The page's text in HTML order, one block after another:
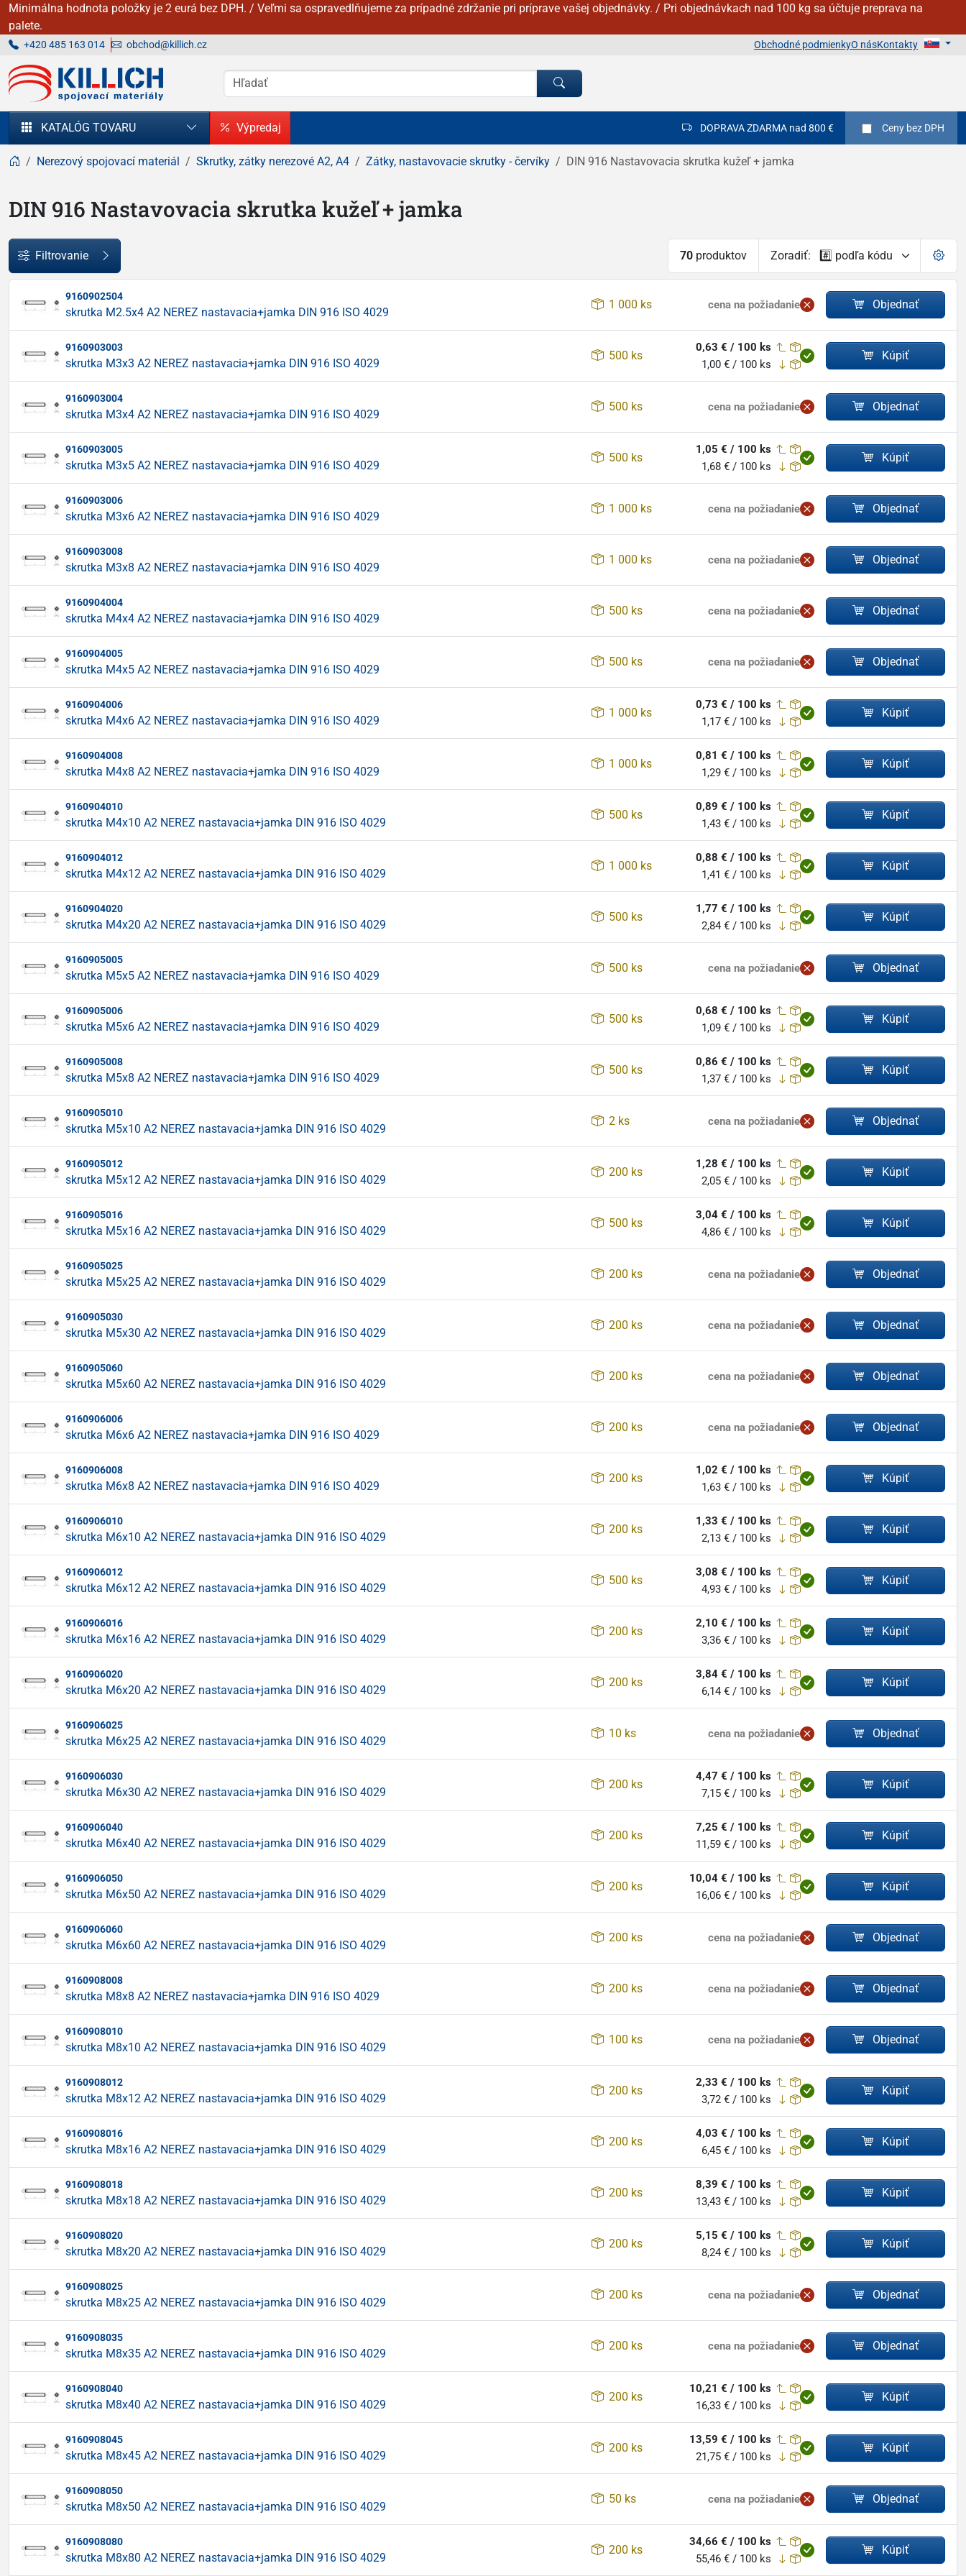
Minimálna hodnota položky je 2 eurá bez DPH. / Veľmi sa ospravedlňujeme za prípadné zdržanie pri príprave vašej objednávky. / Pri objednávkach nad 100 kg sa účtuje preprava na
palete.
+420 485 163 014 obchod@killich.cz Obchodné podmienkyO násKontakty
KILLICH - Spojovacie materiály
KATALÓG TOVARU Výpredaj DOPRAVA ZDARMA nad 800 € Ceny bez DPH
Nerezový spojovací materiál Skrutky, zátky nerezové A2, A4 Zátky, nastavovacie skrutky - červíky DIN 916 Nastavovacia skrutka kužeľ + jamka
DIN 916 Nastavovacia skrutka kužeľ + jamka
Filtrovanie 70 produktov Zoradiť:
9160902504
skrutka M2.5x4 A2 NEREZ nastavacia+jamka DIN 916 ISO 4029
1 000 ks cena na požiadanie Objednať
9160903003
skrutka M3x3 A2 NEREZ nastavacia+jamka DIN 916 ISO 4029
500 ks
0,63 € / 100 ks
1,00 € / 100 ks
Kúpiť
9160903004
skrutka M3x4 A2 NEREZ nastavacia+jamka DIN 916 ISO 4029
500 ks cena na požiadanie Objednať
9160903005
skrutka M3x5 A2 NEREZ nastavacia+jamka DIN 916 ISO 4029
500 ks
1,05 € / 100 ks
1,68 € / 100 ks
Kúpiť
9160903006
skrutka M3x6 A2 NEREZ nastavacia+jamka DIN 916 ISO 4029
1 000 ks cena na požiadanie Objednať
9160903008
skrutka M3x8 A2 NEREZ nastavacia+jamka DIN 916 ISO 4029
1 000 ks cena na požiadanie Objednať
9160904004
skrutka M4x4 A2 NEREZ nastavacia+jamka DIN 916 ISO 4029
500 ks cena na požiadanie Objednať
9160904005
skrutka M4x5 A2 NEREZ nastavacia+jamka DIN 916 ISO 4029
500 ks cena na požiadanie Objednať
9160904006
skrutka M4x6 A2 NEREZ nastavacia+jamka DIN 916 ISO 4029
1 000 ks
0,73 € / 100 ks
1,17 € / 100 ks
Kúpiť
9160904008
skrutka M4x8 A2 NEREZ nastavacia+jamka DIN 916 ISO 4029
1 000 ks
0,81 € / 100 ks
1,29 € / 100 ks
Kúpiť
9160904010
skrutka M4x10 A2 NEREZ nastavacia+jamka DIN 916 ISO 4029
500 ks
0,89 € / 100 ks
1,43 € / 100 ks
Kúpiť
9160904012
skrutka M4x12 A2 NEREZ nastavacia+jamka DIN 916 ISO 4029
1 000 ks
0,88 € / 100 ks
1,41 € / 100 ks
Kúpiť
9160904020
skrutka M4x20 A2 NEREZ nastavacia+jamka DIN 916 ISO 4029
500 ks
1,77 € / 100 ks
2,84 € / 100 ks
Kúpiť
9160905005
skrutka M5x5 A2 NEREZ nastavacia+jamka DIN 916 ISO 4029
500 ks cena na požiadanie Objednať
9160905006
skrutka M5x6 A2 NEREZ nastavacia+jamka DIN 916 ISO 4029
500 ks
0,68 € / 100 ks
1,09 € / 100 ks
Kúpiť
9160905008
skrutka M5x8 A2 NEREZ nastavacia+jamka DIN 916 ISO 4029
500 ks
0,86 € / 100 ks
1,37 € / 100 ks
Kúpiť
9160905010
skrutka M5x10 A2 NEREZ nastavacia+jamka DIN 916 ISO 4029
2 ks cena na požiadanie Objednať
9160905012
skrutka M5x12 A2 NEREZ nastavacia+jamka DIN 916 ISO 4029
200 ks
1,28 € / 100 ks
2,05 € / 100 ks
Kúpiť
9160905016
skrutka M5x16 A2 NEREZ nastavacia+jamka DIN 916 ISO 4029
500 ks
3,04 € / 100 ks
4,86 € / 100 ks
Kúpiť
9160905025
skrutka M5x25 A2 NEREZ nastavacia+jamka DIN 916 ISO 4029
200 ks cena na požiadanie Objednať
9160905030
skrutka M5x30 A2 NEREZ nastavacia+jamka DIN 916 ISO 4029
200 ks cena na požiadanie Objednať
9160905060
skrutka M5x60 A2 NEREZ nastavacia+jamka DIN 916 ISO 4029
200 ks cena na požiadanie Objednať
9160906006
skrutka M6x6 A2 NEREZ nastavacia+jamka DIN 916 ISO 4029
200 ks cena na požiadanie Objednať
9160906008
skrutka M6x8 A2 NEREZ nastavacia+jamka DIN 916 ISO 4029
200 ks
1,02 € / 100 ks
1,63 € / 100 ks
Kúpiť
9160906010
skrutka M6x10 A2 NEREZ nastavacia+jamka DIN 916 ISO 4029
200 ks
1,33 € / 100 ks
2,13 € / 100 ks
Kúpiť
9160906012
skrutka M6x12 A2 NEREZ nastavacia+jamka DIN 916 ISO 4029
500 ks
3,08 € / 100 ks
4,93 € / 100 ks
Kúpiť
9160906016
skrutka M6x16 A2 NEREZ nastavacia+jamka DIN 916 ISO 4029
200 ks
2,10 € / 100 ks
3,36 € / 100 ks
Kúpiť
9160906020
skrutka M6x20 A2 NEREZ nastavacia+jamka DIN 916 ISO 4029
200 ks
3,84 € / 100 ks
6,14 € / 100 ks
Kúpiť
9160906025
skrutka M6x25 A2 NEREZ nastavacia+jamka DIN 916 ISO 4029
10 ks cena na požiadanie Objednať
9160906030
skrutka M6x30 A2 NEREZ nastavacia+jamka DIN 916 ISO 4029
200 ks
4,47 € / 100 ks
7,15 € / 100 ks
Kúpiť
9160906040
skrutka M6x40 A2 NEREZ nastavacia+jamka DIN 916 ISO 4029
200 ks
7,25 € / 100 ks
11,59 € / 100 ks
Kúpiť
9160906050
skrutka M6x50 A2 NEREZ nastavacia+jamka DIN 916 ISO 4029
200 ks
10,04 € / 100 ks
16,06 € / 100 ks
Kúpiť
9160906060
skrutka M6x60 A2 NEREZ nastavacia+jamka DIN 916 ISO 4029
200 ks cena na požiadanie Objednať
9160908008
skrutka M8x8 A2 NEREZ nastavacia+jamka DIN 916 ISO 4029
200 ks cena na požiadanie Objednať
9160908010
skrutka M8x10 A2 NEREZ nastavacia+jamka DIN 916 ISO 4029
100 ks cena na požiadanie Objednať
9160908012
skrutka M8x12 A2 NEREZ nastavacia+jamka DIN 916 ISO 4029
200 ks
2,33 € / 100 ks
3,72 € / 100 ks
Kúpiť
9160908016
skrutka M8x16 A2 NEREZ nastavacia+jamka DIN 916 ISO 4029
200 ks
4,03 € / 100 ks
6,45 € / 100 ks
Kúpiť
9160908018
skrutka M8x18 A2 NEREZ nastavacia+jamka DIN 916 ISO 4029
200 ks
8,39 € / 100 ks
13,43 € / 100 ks
Kúpiť
9160908020
skrutka M8x20 A2 NEREZ nastavacia+jamka DIN 916 ISO 4029
200 ks
5,15 € / 100 ks
8,24 € / 100 ks
Kúpiť
9160908025
skrutka M8x25 A2 NEREZ nastavacia+jamka DIN 916 ISO 4029
200 ks cena na požiadanie Objednať
9160908035
skrutka M8x35 A2 NEREZ nastavacia+jamka DIN 916 ISO 4029
200 ks cena na požiadanie Objednať
9160908040
skrutka M8x40 A2 NEREZ nastavacia+jamka DIN 916 ISO 4029
200 ks
10,21 € / 100 ks
16,33 € / 100 ks
Kúpiť
9160908045
skrutka M8x45 A2 NEREZ nastavacia+jamka DIN 916 ISO 4029
200 ks
13,59 € / 100 ks
21,75 € / 100 ks
Kúpiť
9160908050
skrutka M8x50 A2 NEREZ nastavacia+jamka DIN 916 ISO 4029
50 ks cena na požiadanie Objednať
9160908080
skrutka M8x80 A2 NEREZ nastavacia+jamka DIN 916 ISO 4029
200 ks
34,66 € / 100 ks
55,46 € / 100 ks
Kúpiť